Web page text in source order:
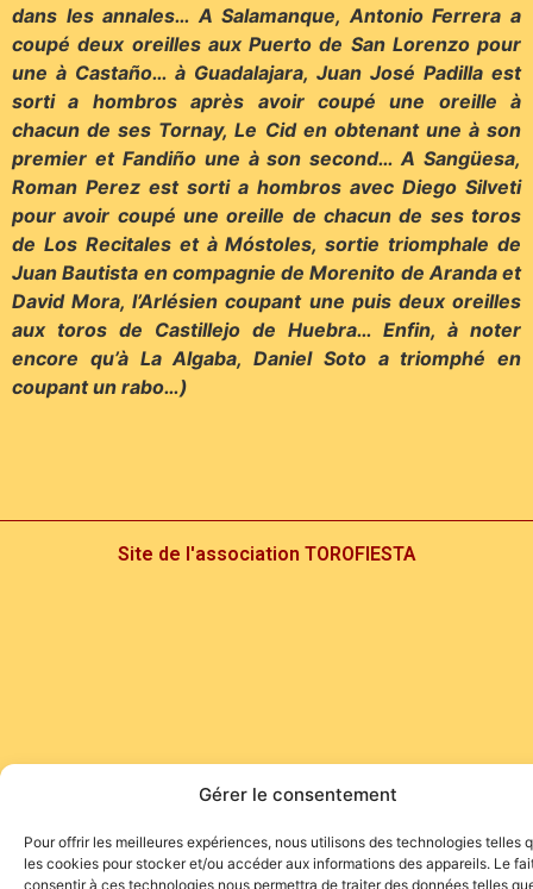
Gérer le consentement
Pour offrir les meilleures expériences, nous utilisons des technologies telles
les cookies pour stocker et/ou accéder aux informations des appareils. Le
consentir à ces technologies nous permettra de traiter des données telles
dans les annales… A Salamanque, Antonio Ferrera a
coupé deux oreilles aux Puerto de San Lorenzo pour
une à Castaño… à Guadalajara, Juan José Padilla est
sorti a hombros après avoir coupé une oreille à
chacun de ses Tornay, Le Cid en obtenant une à son
premier et Fandiño une à son second… A Sangüesa,
Roman Perez est sorti a hombros avec Diego Silveti
pour avoir coupé une oreille de chacun de ses toros
de Los Recitales et à Móstoles, sortie triomphale de
Juan Bautista en compagnie de Morenito de Aranda et
David Mora, l’Arlésien coupant une puis deux oreilles
aux toros de Castillejo de Huebra… Enfin, à noter
encore qu’à La Algaba, Daniel Soto a triomphé en
coupant un rabo…)
Site de l'association TOROFIESTA